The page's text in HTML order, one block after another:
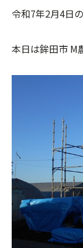
令和7年2月4日
本日は鉾田市 M